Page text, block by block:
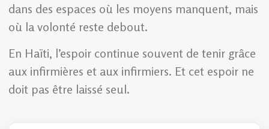
dans des espaces où les moyens manquent, mais
où la volonté reste debout.
En Haïti, l’espoir continue souvent de tenir grâce
aux infirmières et aux infirmiers. Et cet espoir ne
doit pas être laissé seul.